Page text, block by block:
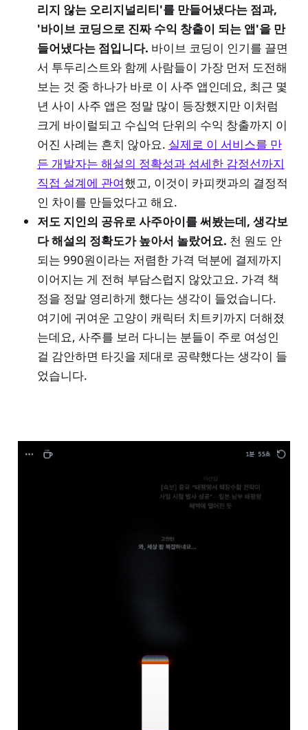
리지 않는 오리지널리티'를 만들어냈다는 점과,
'바이브 코딩으로 진짜 수익 창출이 되는 앱'을 만
들어냈다는 점입니다. 바이브 코딩이 인기를 끌면
서 투두리스트와 함께 사람들이 가장 먼저 도전해
보는 것 중 하나가 바로 이 사주 앱인데요, 최근 몇
년 사이 사주 앱은 정말 많이 등장했지만 이처럼
크게 바이럴되고 수십억 단위의 수익 창출까지 이
어진 사례는 흔치 않아요. 실제로 이 서비스를 만
든 개발자는 해설의 정확성과 섬세한 감정선까지
직접 설계에 관여했고, 이것이 카피캣과의 결정적
인 차이를 만들었다고 해요.
저도 지인의 공유로 사주아이를 써봤는데, 생각보
다 해설의 정확도가 높아서 놀랐어요. 천 원도 안
되는 990원이라는 저렴한 가격 덕분에 결제까지
이어지는 게 전혀 부담스럽지 않았고요. 가격 책
정을 정말 영리하게 했다는 생각이 들었습니다.
여기에 귀여운 고양이 캐릭터 치트키까지 더해졌
는데요, 사주를 보러 다니는 분들이 주로 여성인
걸 감안하면 타깃을 제대로 공략했다는 생각이 들
었습니다.